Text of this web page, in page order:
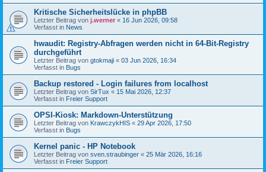
Kritische Sicherheitslücke in phpBB
Letzter Beitrag von j.werner « 16 Jun 2026, 09:58
Verfasst in News
hwaudit: Registry-Abfragen werden nicht in 64-Bit-Registry
durchgeführt
Letzter Beitrag von gtokmaji « 03 Jun 2026, 16:34
Verfasst in Bugs
Backup restored - Login failures from localhost
Letzter Beitrag von SirTux « 15 Mai 2026, 12:37
Verfasst in Freier Support
OPSI-Kiosk: Markdown-Unterstützung
Letzter Beitrag von KrawczykHIS « 29 Apr 2026, 17:50
Verfasst in Bugs
Kernel panic - HP Notebook
Letzter Beitrag von sven.straubinger « 25 Mär 2026, 16:16
Verfasst in Freier Support